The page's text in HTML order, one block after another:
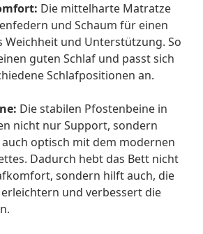
Die mittelharte Matratze
und Schaum für einen
Weichheit und Unterstützung. So
guten Schlaf und passt sich
Schlafpositionen an.
Die stabilen Pfostenbeine in
nicht nur Support, sondern
optisch mit dem modernen
Dadurch hebt das Bett nicht
sondern hilft auch, die
und verbessert die